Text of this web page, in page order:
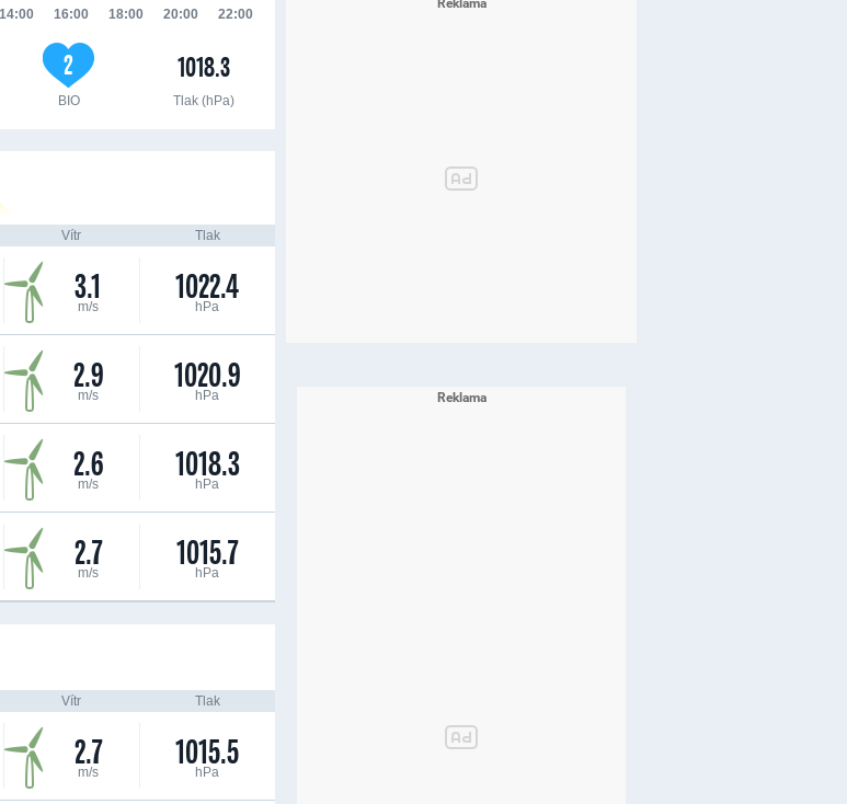
14:00 16:00 18:00 20:00 22:00
2
BIO
1018.3
Tlak (hPa)
Vítr Tlak
3.1
m/s 1022.4
hPa
2.9
m/s 1020.9
hPa
2.6
m/s 1018.3
hPa
2.7
m/s 1015.7
hPa
Vítr Tlak
2.7
m/s 1015.5
hPa